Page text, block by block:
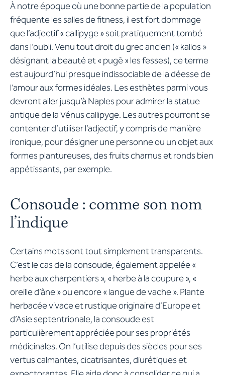
À notre époque où une bonne partie de la population
fréquente les salles de fitness, il est fort dommage
que l’adjectif « callipyge » soit pratiquement tombé
dans l’oubli. Venu tout droit du grec ancien (« kallos »
désignant la beauté et « pugê » les fesses), ce terme
est aujourd’hui presque indissociable de la déesse de
l’amour aux formes idéales. Les esthètes parmi vous
devront aller jusqu’à Naples pour admirer la statue
antique de la Vénus callipyge. Les autres pourront se
contenter d’utiliser l’adjectif, y compris de manière
ironique, pour désigner une personne ou un objet aux
formes plantureuses, des fruits charnus et ronds bien
appétissants, par exemple.
Consoude : comme son nom
l’indique
Certains mots sont tout simplement transparents.
C’est le cas de la consoude, également appelée «
herbe aux charpentiers », « herbe à la coupure », «
oreille d’âne » ou encore « langue de vache ». Plante
herbacée vivace et rustique originaire d’Europe et
d’Asie septentrionale, la consoude est
particulièrement appréciée pour ses propriétés
médicinales. On l’utilise depuis des siècles pour ses
vertus calmantes, cicatrisantes, diurétiques et